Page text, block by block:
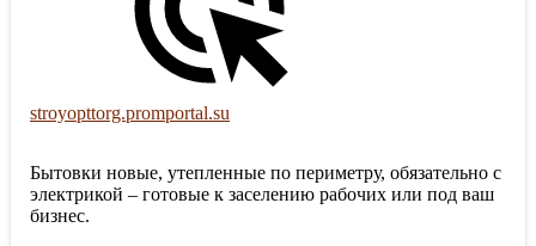
stroyopttorg.promportal.su
Бытовки новые, утепленные по периметру, обязательно с
электрикой – готовые к заселению рабочих или под ваш
бизнес.